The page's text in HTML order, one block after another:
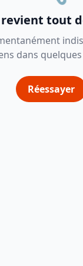
revient tout
dans
Réessayer